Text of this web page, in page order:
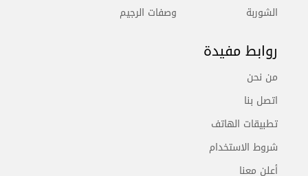
الشوربة
وصفات الرجيم
روابط مفيدة
من نحن
اتصل بنا
تطبيقات الهاتف
شروط الاستخدام
أعلن معنا